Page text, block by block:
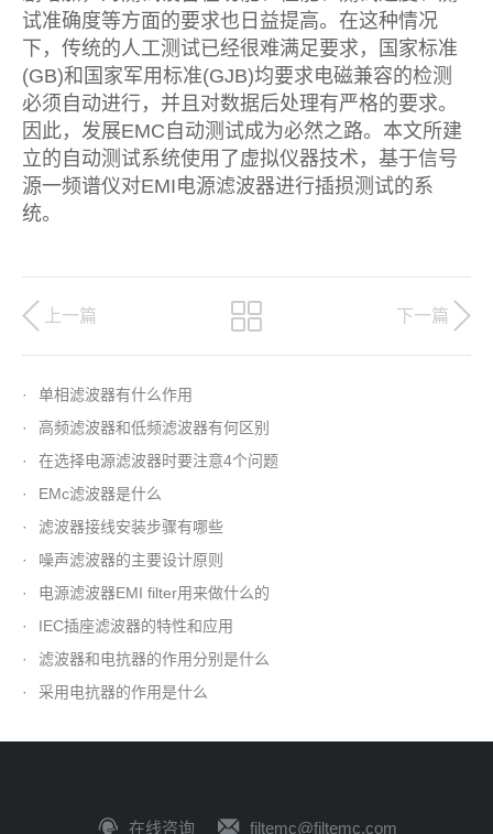
试准确度等方面的要求也日益提高。在这种情况
下，传统的人工测试已经很难满足要求，国家标准
(GB)和国家军用标准(GJB)均要求电磁兼容的检测
必须自动进行，并且对数据后处理有严格的要求。
因此，发展EMC自动测试成为必然之路。本文所建
立的自动测试系统使用了虚拟仪器技术，基于信号
源一频谱仪对EMI电源滤波器进行插损测试的系
统。
上一篇 下一篇
·
单相滤波器有什么作用
·
高频滤波器和低频滤波器有何区别
·
在选择电源滤波器时要注意4个问题
·
EMc滤波器是什么
·
滤波器接线安装步骤有哪些
·
噪声滤波器的主要设计原则
·
电源滤波器EMI filter用来做什么的
·
IEC插座滤波器的特性和应用
·
滤波器和电抗器的作用分别是什么
·
采用电抗器的作用是什么
在线咨询 filtemc@filtemc.com